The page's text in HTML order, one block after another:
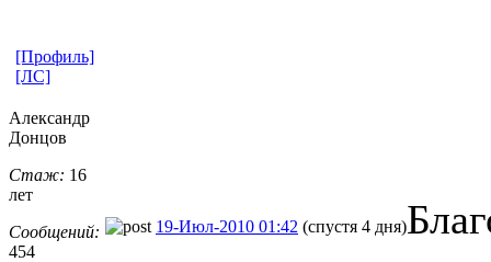
[Профиль]
[ЛС]
Александр
Донцов
Стаж: 16
лет
Сообщений:
454
19-Июл-2010 01:42 (спустя 4 дня)